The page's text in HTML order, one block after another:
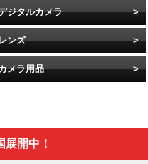
ジタルカメラ
ンズ
メラ用品
展開中！